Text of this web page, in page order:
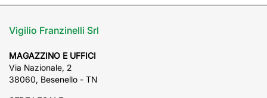
Vigilio Franzinelli Srl
MAGAZZINO E UFFICI
Via Nazionale, 2
38060, Besenello - TN